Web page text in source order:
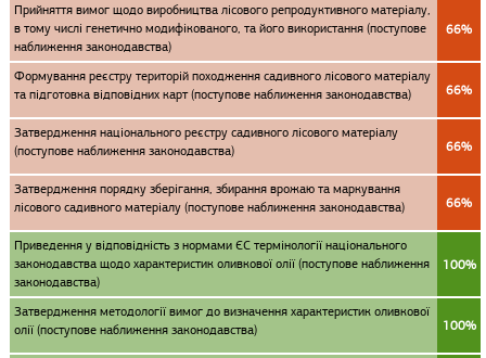
Прийняття вимог щодо виробництва лісового репродуктивного матеріалу,
в тому числі генетично модифікованого, та його використання (поступове
наближення законодавства)
66%
Формування реєстру територій походження садивного лісового матеріалу
та підготовка відповідних карт (поступове наближення законодавства)
66%
Затвердження національного реєстру садивного лісового матеріалу
(поступове наближення законодавства)
66%
Затвердження порядку зберігання, збирання врожаю та маркування
лісового садивного матеріалу (поступове наближення законодавства)
66%
Приведення у відповідність з нормами ЄС термінології національного
законодавства щодо характеристик оливкової олії (поступове наближення
законодавства)
100%
Затвердження методології вимог до визначення характеристик оливкової
олії (поступове наближення законодавства)
100%